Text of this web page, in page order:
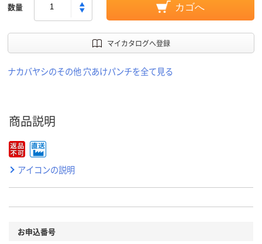
数量 カゴへ
マイカタログへ登録
ナカバヤシのその他 穴あけパンチを全て見る
商品説明
アイコンの説明
お申込番号